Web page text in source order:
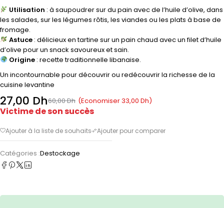
Utilisation : à saupoudrer sur du pain avec de l’huile d’olive, dans
les salades, sur les légumes rôtis, les viandes ou les plats à base de
fromage.
Astuce: délicieux en tartine sur un pain chaud avec un filet d’huile
d’olive pour un snack savoureux et sain.
Origine: recette traditionnelle libanaise.
Un incontournable pour découvrir ou redécouvrir la richesse de la
cuisine levantine
60,00Dh
27,00 Dh (Economiser33,00 Dh)
Victime de son succès
Catégories :Destockage